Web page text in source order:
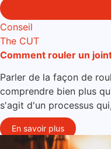
Conseil
The CUT
Comment rouler un
Parler de la façon de
comprendre bien plus
s'agit d'un processus
En savoir plus